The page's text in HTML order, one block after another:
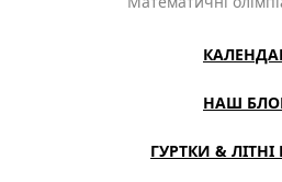
НАШ
ГУРТКИ &